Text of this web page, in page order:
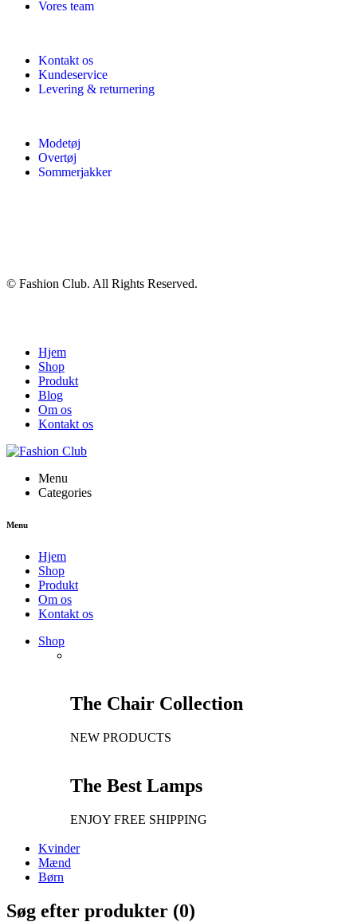
Vores team
Kontakt os
Kundeservice
Levering & returnering
Modetøj
Overtøj
Sommerjakker
© Fashion Club. All Rights Reserved.
Hjem
Shop
Produkt
Blog
Om os
Kontakt os
Menu
Categories
Menu
Hjem
Shop
Produkt
Om os
Kontakt os
Shop
The Chair Collection
NEW PRODUCTS
The Best Lamps
ENJOY FREE SHIPPING
Kvinder
Mænd
Børn
Søg efter produkter (0)